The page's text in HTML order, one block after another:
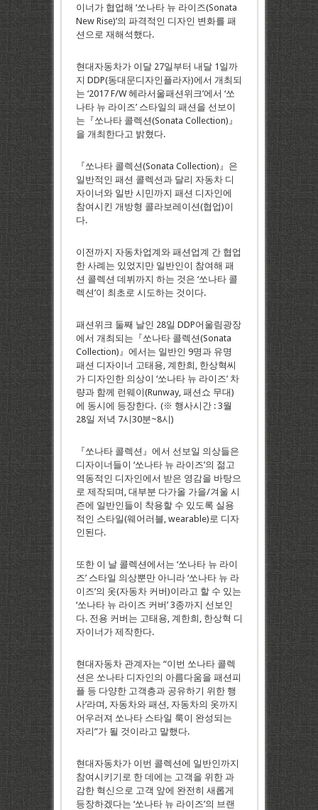
이너가 협업해 ‘쏘나타 뉴 라이즈(Sonata
New Rise)’의 파격적인 디자인 변화를 패
션으로 재해석했다.
현대자동차가 이달 27일부터 내달 1일까
지 DDP(동대문디자인플라자)에서 개최되
는 ‘2017 F/W 헤라서울패션위크’에서 ‘쏘
나타 뉴 라이즈’ 스타일의 패션을 선보이
는『쏘나타 콜렉션(Sonata Collection)』
을 개최한다고 밝혔다.
『쏘나타 콜렉션(Sonata Collection)』은
일반적인 패션 콜렉션과 달리 자동차 디
자이너와 일반 시민까지 패션 디자인에
참여시킨 개방형 콜라보레이션(협업)이
다.
이전까지 자동차업계와 패션업계 간 협업
한 사례는 있었지만 일반인이 참여해 패
션 콜렉션 데뷔까지 하는 것은 ‘쏘나타 콜
렉션’이 최초로 시도하는 것이다.
패션위크 둘째 날인 28일 DDP어울림광장
에서 개최되는『쏘나타 콜렉션(Sonata
Collection)』에서는 일반인 9명과 유명
패션 디자이너 고태용, 계한희, 한상혁씨
가 디자인한 의상이 ‘쏘나타 뉴 라이즈’ 차
량과 함께 런웨이(Runway, 패션쇼 무대)
에 동시에 등장한다. (※ 행사시간 : 3월
28일 저녁 7시30분~8시)
『쏘나타 콜렉션』에서 선보일 의상들은
디자이너들이 ‘쏘나타 뉴 라이즈’의 젊고
역동적인 디자인에서 받은 영감을 바탕으
로 제작되며, 대부분 다가올 가을/겨울 시
즌에 일반인들이 착용할 수 있도록 실용
적인 스타일(웨어러블, wearable)로 디자
인된다.
또한 이 날 콜렉션에서는 ‘쏘나타 뉴 라이
즈’ 스타일 의상뿐만 아니라 ‘쏘나타 뉴 라
이즈’의 옷(자동차 커버)이라고 할 수 있는
‘쏘나타 뉴 라이즈 커버’ 3종까지 선보인
다. 전용 커버는 고태용, 계한희, 한상혁 디
자이너가 제작한다.
현대자동차 관계자는 “이번 쏘나타 콜렉
션은 쏘나타 디자인의 아름다움을 패션피
플 등 다양한 고객층과 공유하기 위한 행
사’라며, 자동차와 패션, 자동차의 옷까지
어우러져 쏘나타 스타일 룩이 완성되는
자리”가 될 것이라고 말했다.
현대자동차가 이번 콜렉션에 일반인까지
참여시키기로 한 데에는 고객을 위한 과
감한 혁신으로 고객 앞에 완전히 새롭게
등장하겠다는 ‘쏘나타 뉴 라이즈’의 브랜